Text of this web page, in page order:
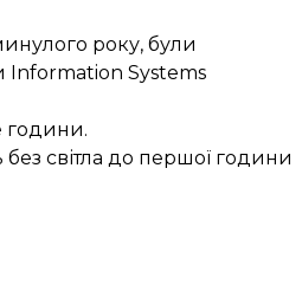
року, були
Information Systems
години.
світла до першої години